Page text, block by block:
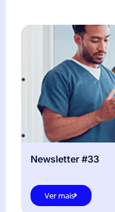
Newsletter #33
Ver mais